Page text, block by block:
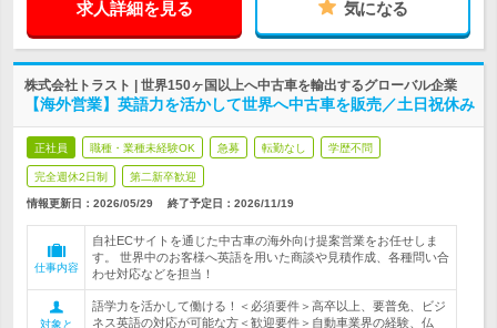
求人詳細を見る 気になる
株式会社トラスト | 世界150ヶ国以上へ中古車を輸出するグローバル企業
【海外営業】英語力を活かして世界へ中古車を販売／土日祝休み
正社員 職種・業種未経験OK 急募 転勤なし 学歴不問
完全週休2日制 第二新卒歓迎
情報更新日：2026/05/29 終了予定日： 2026/11/19
仕事内容
自社ECサイトを通じた中古車の海外向け提案営業をお任せしま
す。 世界中のお客様へ英語を用いた商談や見積作成、各種問い合
わせ対応などを担当！
対象と
語学力を活かして働ける！＜必須要件＞高卒以上、要普免、ビジ
ネス英語の対応が可能な方＜歓迎要件＞自動車業界の経験、仏